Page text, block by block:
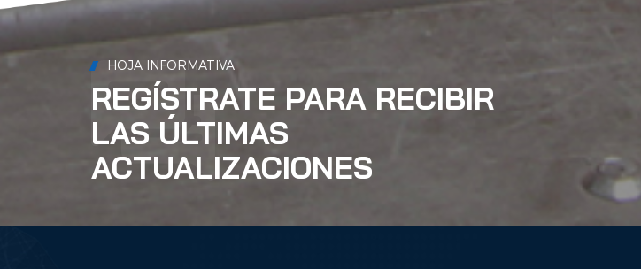
HOJA INFORMATIVA
REGÍSTRATE PARA RECIBIR
LAS ÚLTIMAS
ACTUALIZACIONES